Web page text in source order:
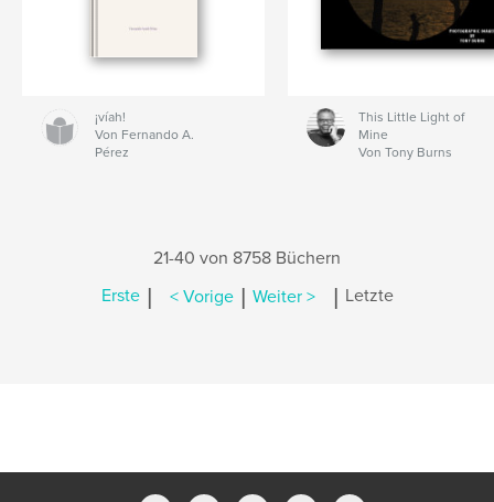
¡víah!
Von Fernando A.
Pérez
This Little Light of
Mine
Von Tony Burns
21-40 von 8758 Büchern
Erste | < Vorige | Weiter > | Letzte